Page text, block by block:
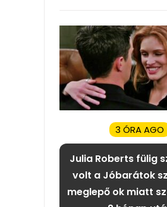
3 ÓRA AGO
Julia Roberts fülig
volt a Jóbarátok
meglepő ok miatt